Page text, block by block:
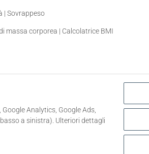
Analytics, Google Ads,
a sinistra). Ulteriori dettagli
| Sovrappeso
massa corporea | Calcolatrice BMI